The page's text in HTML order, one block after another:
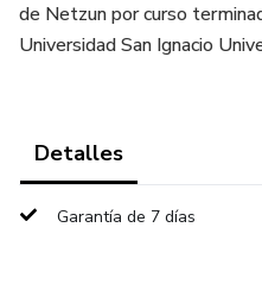
de Netzun por curso
Universidad San Ignacio
Detalles
Garantía de 7 días